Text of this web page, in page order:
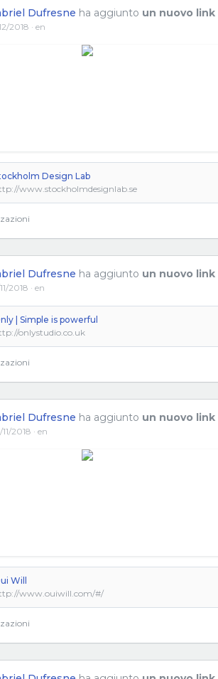
Dufresne ha aggiunto un nuovo link
2018 · en
Design Lab
www.stockholmdesignlab.se
Dufresne ha aggiunto un nuovo link
2018 · en
| Simple is powerful
onlystudio.co.uk
Dufresne ha aggiunto un nuovo link
2018 · en
Will
www.ouiwill.com/#/